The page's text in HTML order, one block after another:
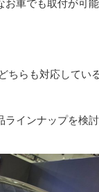
お車でも取付が可
ちらも対応してい
ラインナップを検